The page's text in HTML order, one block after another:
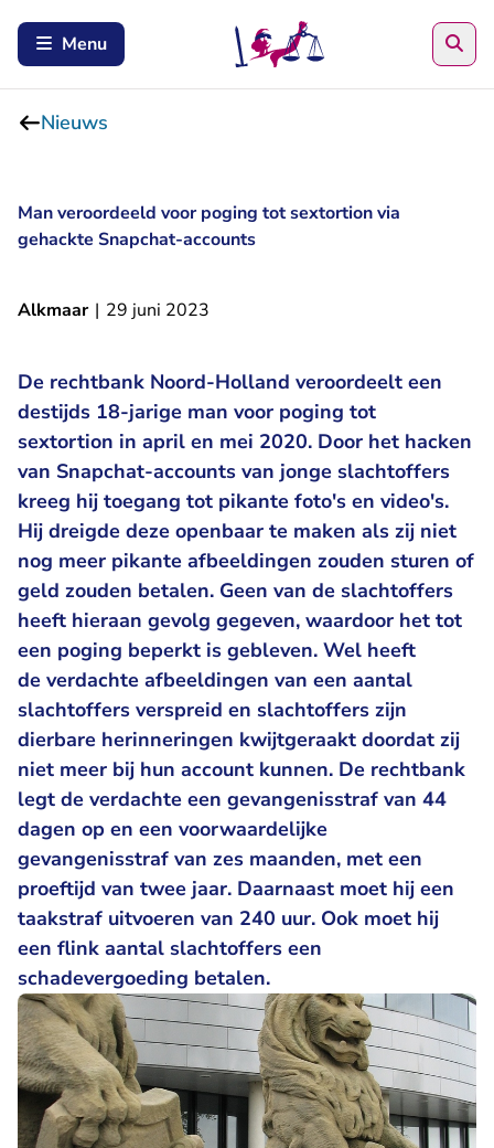
Menu
Nieuws
Man veroordeeld voor poging tot sextortion via
gehackte Snapchat-accounts
Alkmaar | 29 juni 2023
De rechtbank Noord-Holland veroordeelt een
destijds 18-jarige man voor poging tot
sextortion in april en mei 2020. Door het hacken
van Snapchat-accounts van jonge slachtoffers
kreeg hij toegang tot pikante foto's en video's.
Hij dreigde deze openbaar te maken als zij niet
nog meer pikante afbeeldingen zouden sturen of
geld zouden betalen. Geen van de slachtoffers
heeft hieraan gevolg gegeven, waardoor het tot
een poging beperkt is gebleven. Wel heeft
de verdachte afbeeldingen van een aantal
slachtoffers verspreid en slachtoffers zijn
dierbare herinneringen kwijtgeraakt doordat zij
niet meer bij hun account kunnen. De rechtbank
legt de verdachte een gevangenisstraf van 44
dagen op en een voorwaardelijke
gevangenisstraf van zes maanden, met een
proeftijd van twee jaar. Daarnaast moet hij een
taakstraf uitvoeren van 240 uur. Ook moet hij
een flink aantal slachtoffers een
schadevergoeding betalen.